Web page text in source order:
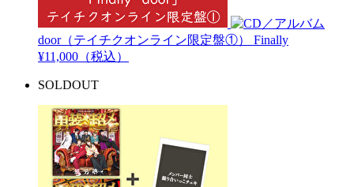
door（テイチクオンライン限定盤①） Finally
¥11,000（税込）
SOLDOUT